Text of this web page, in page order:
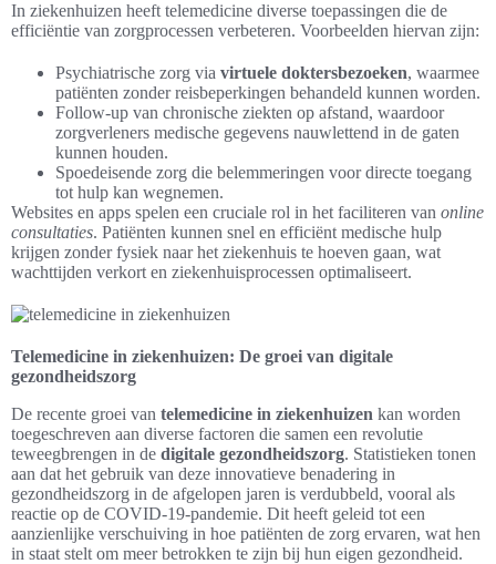
In ziekenhuizen heeft telemedicine diverse toepassingen die de
efficiëntie van zorgprocessen verbeteren. Voorbeelden hiervan zijn:
Psychiatrische zorg via virtuele doktersbezoeken, waarmee
patiënten zonder reisbeperkingen behandeld kunnen worden.
Follow-up van chronische ziekten op afstand, waardoor
zorgverleners medische gegevens nauwlettend in de gaten
kunnen houden.
Spoedeisende zorg die belemmeringen voor directe toegang
tot hulp kan wegnemen.
Websites en apps spelen een cruciale rol in het faciliteren van online
consultaties. Patiënten kunnen snel en efficiënt medische hulp
krijgen zonder fysiek naar het ziekenhuis te hoeven gaan, wat
wachttijden verkort en ziekenhuisprocessen optimaliseert.
Telemedicine in ziekenhuizen: De groei van digitale
gezondheidszorg
De recente groei van telemedicine in ziekenhuizen kan worden
toegeschreven aan diverse factoren die samen een revolutie
teweegbrengen in de digitale gezondheidszorg. Statistieken tonen
aan dat het gebruik van deze innovatieve benadering in
gezondheidszorg in de afgelopen jaren is verdubbeld, vooral als
reactie op de COVID-19-pandemie. Dit heeft geleid tot een
aanzienlijke verschuiving in hoe patiënten de zorg ervaren, wat hen
in staat stelt om meer betrokken te zijn bij hun eigen gezondheid.